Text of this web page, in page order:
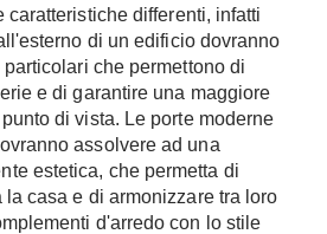
Cura della casa
Pulizia
Detergenti
Stiro
Aspirapolvere
Lavapavimenti
caratteristiche differenti, infatti
di un edificio dovranno
che permettono di
e di garantire una maggiore
di vista. Le porte moderne
assolvere ad una
estetica, che permetta di
la casa e di armonizzare tra loro
d'arredo con lo stile